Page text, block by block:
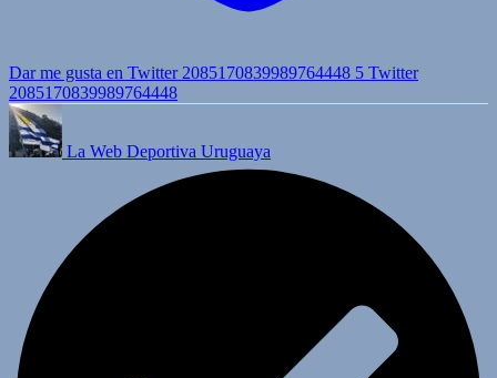
Dar me gusta en Twitter 2085170839989764448 5 Twitter
2085170839989764448
La Web Deportiva Uruguaya